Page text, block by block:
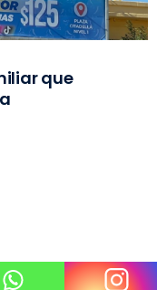
que